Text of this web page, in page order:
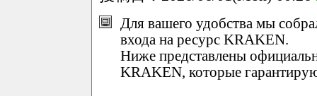
Для вашего удобства мы
входа на ресурс KRAKEN.
Ниже представлены
KRAKEN, которые